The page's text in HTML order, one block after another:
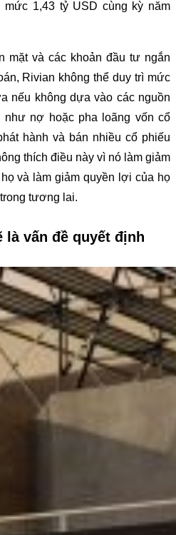
1,43 tỷ USD cùng kỳ năm
mặt và các khoản đầu tư ngắn
Rivian không thể duy trì mức
nếu không dựa vào các nguồn
như nợ hoặc pha loãng vốn cổ
hành và bán nhiều cổ phiếu
thích điều này vì nó làm giảm
và làm giảm quyền lợi của họ
tương lai.
là vấn đề quyết định